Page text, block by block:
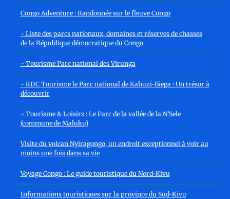
Congo Adventure : Randonnée sur le fleuve Congo
- Liste des parcs nationaux, domaines et réserves de chasses
de la République démocratique du Congo
- Tourisme Parc national des Virunga
- RDC Tourisme le Parc national de Kahuzi-Biega : Un trésor à
découvrir
- Tourisme & Loisirs : Le Parc de la vallée de la N’Sele
(commune de Maluku)
Visite du volcan Nyiragongo, un endroit exceptionnel à voir au
moins une fois dans sa vie
Voyage Congo : Le guide touristique du Nord-Kivu
Informations touristiques sur la province du Sud-Kivu